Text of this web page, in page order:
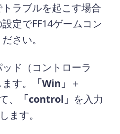
ラブルを起こす場合
定でFF14ゲームコン
さい。
ド（コントローラ
す。
「Win」 ＋
、 「control」 を入力
ます。